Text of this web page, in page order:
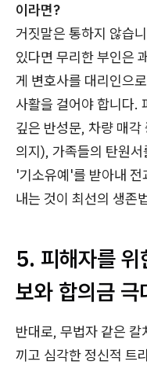
이라면?
거짓말은 통하지 않습
있다면 무리한 부인은
게 변호사를 대리인으
사활을 걸어야 합니다.
깊은 반성문, 차량 매
의지), 가족들의 탄원
'기소유예'를 받아내
내는 것이 최선의 생존
5. 피해자를 위
보와 합의금 극
반대로, 무법자 같은
끼고 심각한 정신적 트